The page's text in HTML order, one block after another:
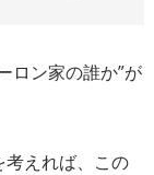
ロン家の誰か”が
考えれば、この